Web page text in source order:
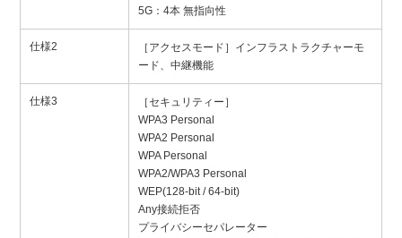
5G：4本 無指向性
仕様2
［アクセスモード］インフラストラクチャーモ
ード、中継機能
仕様3
［セキュリティー］
WPA3 Personal
WPA2 Personal
WPA Personal
WPA2/WPA3 Personal
WEP(128-bit / 64-bit)
Any接続拒否
プライバシーセパレーター